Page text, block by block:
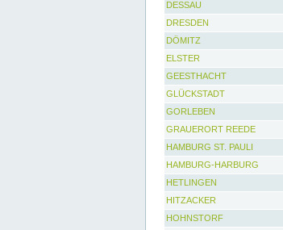
DESSAU
DRESDEN
DÖMITZ
ELSTER
GEESTHACHT
GLÜCKSTADT
GORLEBEN
GRAUERORT REEDE
HAMBURG ST. PAULI
HAMBURG-HARBURG
HETLINGEN
HITZACKER
HOHNSTORF